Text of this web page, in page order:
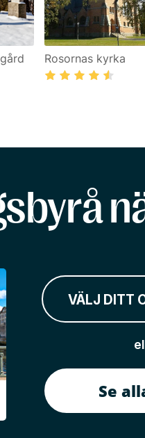
Rosornas kyrka
VÄLJ DITT
Se